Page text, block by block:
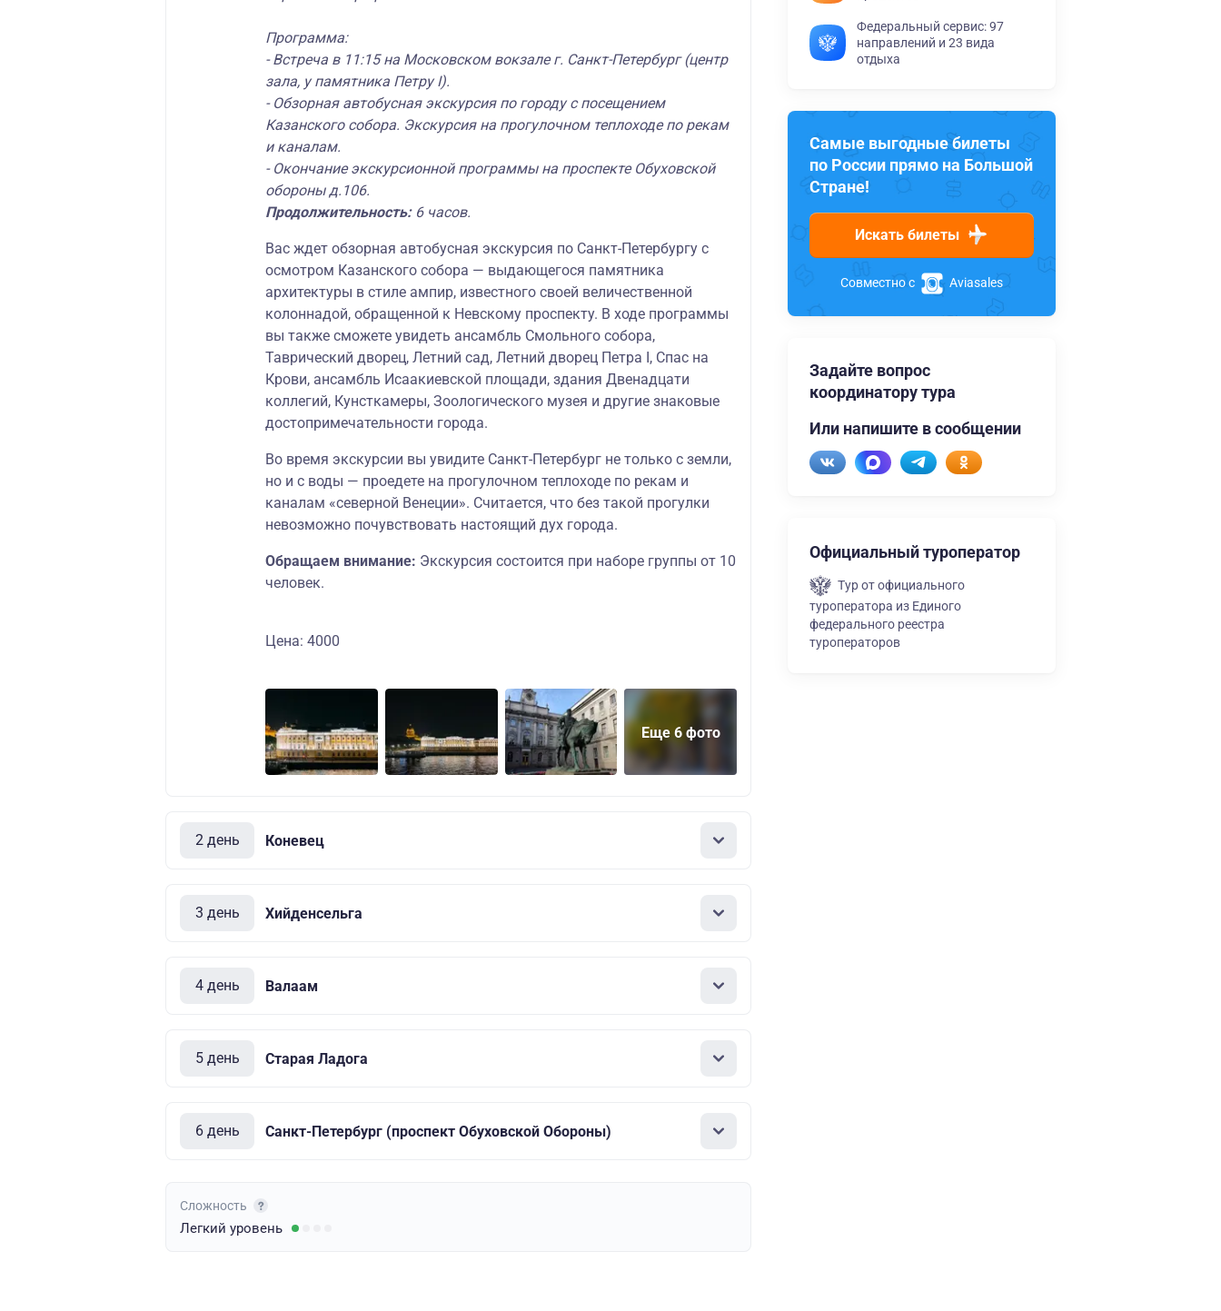
Программа:
- Встреча в 11:15 на Московском вокзале г. Санкт-Петербург (центр
зала, у памятника Петру I).
- Обзорная автобусная экскурсия по городу с посещением
Казанского собора. Экскурсия на прогулочном теплоходе по рекам
и каналам.
- Окончание экскурсионной программы на проспекте Обуховской
обороны д.106.
Продолжительность: 6 часов.
Вас ждет обзорная автобусная экскурсия по Санкт-Петербургу с
осмотром Казанского собора — выдающегося памятника
архитектуры в стиле ампир, известного своей величественной
колоннадой, обращенной к Невскому проспекту. В ходе программы
вы также сможете увидеть ансамбль Смольного собора,
Таврический дворец, Летний сад, Летний дворец Петра I, Спас на
Крови, ансамбль Исаакиевской площади, здания Двенадцати
коллегий, Кунсткамеры, Зоологического музея и другие знаковые
достопримечательности города.
Во время экскурсии вы увидите Санкт-Петербург не только с земли,
но и с воды — проедете на прогулочном теплоходе по рекам и
каналам «северной Венеции». Считается, что без такой прогулки
невозможно почувствовать настоящий дух города.
Обращаем внимание: Экскурсия состоится при наборе группы от 10
человек.
Цена: 4000
Еще 6 фото
2 день Коневец
3 день Хийденсельга
4 день Валаам
5 день Старая Ладога
6 день Санкт-Петербург (проспект Обуховской Обороны)
Сложность
Легкий уровень
Федеральный сервис: 97
направлений и 23 вида
отдыха
Самые выгодные билеты
по России прямо на Большой
Стране!
Искать билеты
Совместно с Aviasales
Задайте вопрос
координатору тура
Или напишите в сообщении
Официальный туроператор
Тур от официального
туроператора из Единого
федерального реестра
туроператоров